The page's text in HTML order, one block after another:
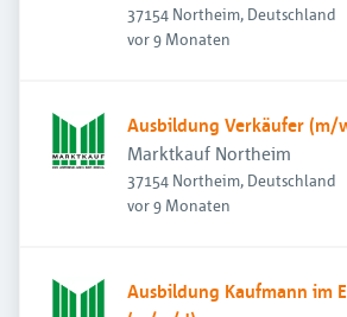
37154 Northeim, Deutschland
Veröffentlicht:
vor 9 Monaten
Ausbildung Verkäufer (m/
Marktkauf Northeim
37154 Northeim, Deutschland
Veröffentlicht:
vor 9 Monaten
Ausbildung Kaufmann im